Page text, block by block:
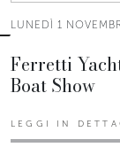
LUNEDÌ 1
Ferretti
Boat Show
LEGGI IN